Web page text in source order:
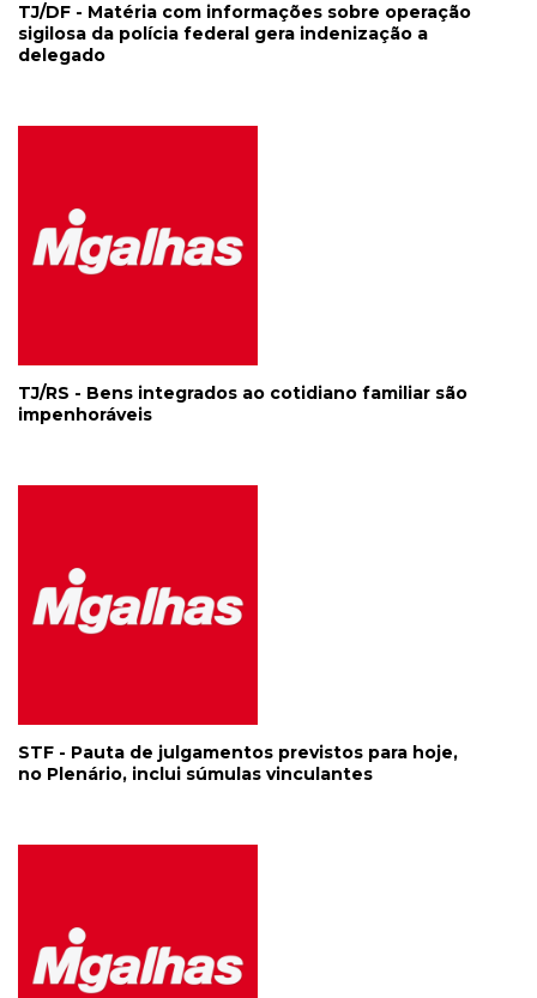
TJ/DF - Matéria com informações sobre operação
sigilosa da polícia federal gera indenização a
delegado
TJ/RS - Bens integrados ao cotidiano familiar são
impenhoráveis
STF - Pauta de julgamentos previstos para hoje,
no Plenário, inclui súmulas vinculantes